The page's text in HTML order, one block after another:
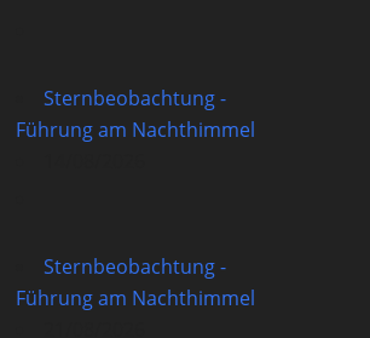
Sternbeobachtung -
Führung am Nachthimmel
Sternbeobachtung -
Führung am Nachthimmel